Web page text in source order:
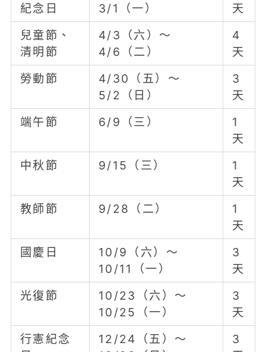
紀念日
3/1（一）
天
兒童節、
清明節
4/3（六）～
4/6（二）
4
天
勞動節
4/30（五）～
5/2（日）
3
天
端午節
6/9（三）
1
天
中秋節
9/15（三）
1
天
教師節
9/28（二）
1
天
國慶日
10/9（六）～
10/11（一）
3
天
光復節
10/23（六）～
10/25（一）
3
天
行憲紀念
12/24（五）～
3